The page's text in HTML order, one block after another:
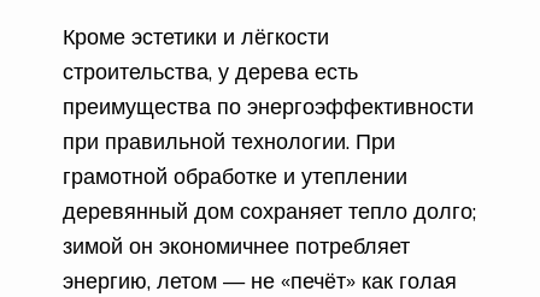
Кроме эстетики и лёгкости
строительства, у дерева есть
преимущества по энергоэффективности
при правильной технологии. При
грамотной обработке и утеплении
деревянный дом сохраняет тепло долго;
зимой он экономичнее потребляет
энергию, летом — не «печёт» как голая